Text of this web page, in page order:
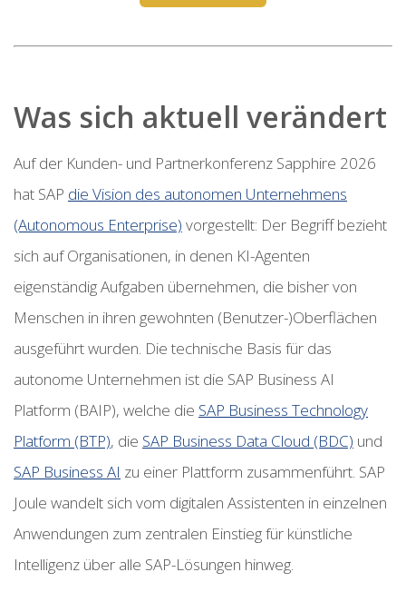
Was sich aktuell verändert
Auf der Kunden- und Partnerkonferenz Sapphire 2026
hat SAP die Vision des autonomen Unternehmens
(Autonomous Enterprise) vorgestellt: Der Begriff bezieht
sich auf Organisationen, in denen KI-Agenten
eigenständig Aufgaben übernehmen, die bisher von
Menschen in ihren gewohnten (Benutzer-)Oberflächen
ausgeführt wurden. Die technische Basis für das
autonome Unternehmen ist die SAP Business AI
Platform (BAIP), welche die SAP Business Technology
Platform (BTP), die SAP Business Data Cloud (BDC) und
SAP Business AI zu einer Plattform zusammenführt. SAP
Joule wandelt sich vom digitalen Assistenten in einzelnen
Anwendungen zum zentralen Einstieg für künstliche
Intelligenz über alle SAP-Lösungen hinweg.